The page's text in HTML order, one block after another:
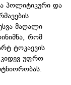
პოლიტიკური და
მაღალი
რომ
ტოკაევის
უფრო